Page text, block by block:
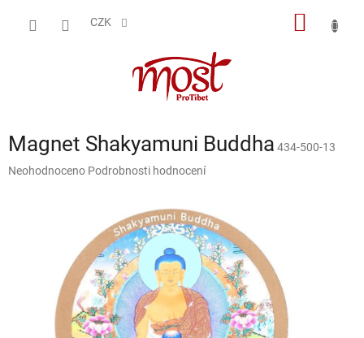
CZK
Magnet Shakyamuni Buddha 434-500-13
Průměrné
Neohodnoceno Podrobnosti hodnocení